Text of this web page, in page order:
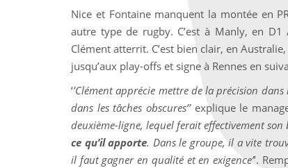
Nice et Fontaine manquent la montée en
autre type de rugby. C’est à Manly, en
Clément atterrit. C’est bien clair, en
jusqu’aux play-offs et signe à Rennes en
‘’Clément apprécie mettre de la précision
dans les tâches obscures’’ explique le
deuxième-ligne, lequel ferait effectivement
ce qu’il apporte. Dans le groupe, il a vite
il faut gagner en qualité et en exigence’’.